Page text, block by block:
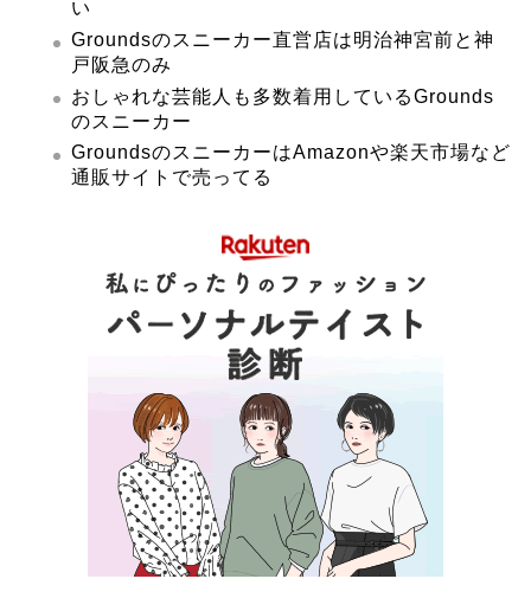
い
Groundsのスニーカー直営店は明治神宮前と神
戸阪急のみ
おしゃれな芸能人も多数着用しているGrounds
のスニーカー
GroundsのスニーカーはAmazonや楽天市場など
通販サイトで売ってる